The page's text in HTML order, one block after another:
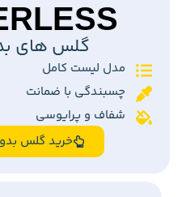
گلس های
مدل لیست کامل
چسبندگی با ضمانت
شفاف و پرایوسی
خرید گلس